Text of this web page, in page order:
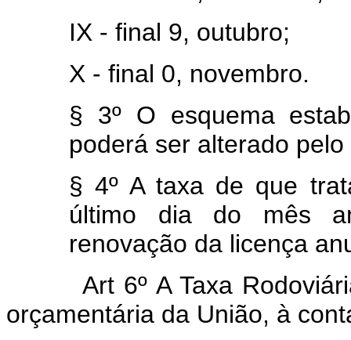
IX - final 9, outubro;
X - final 0, novembro.
§ 3º O esquema
poderá ser alterado
§ 4º A taxa de que
último dia do mês
renovação da licença
Art 6º A Taxa Rodoviária
orçamentária da União, à